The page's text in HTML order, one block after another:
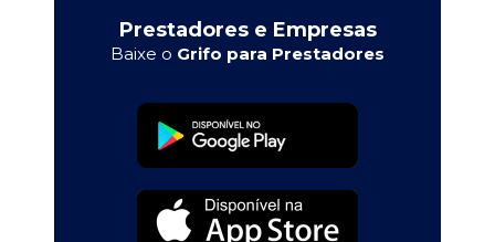
Prestadores e Empresas
Baixe o Grifo para Prestadores